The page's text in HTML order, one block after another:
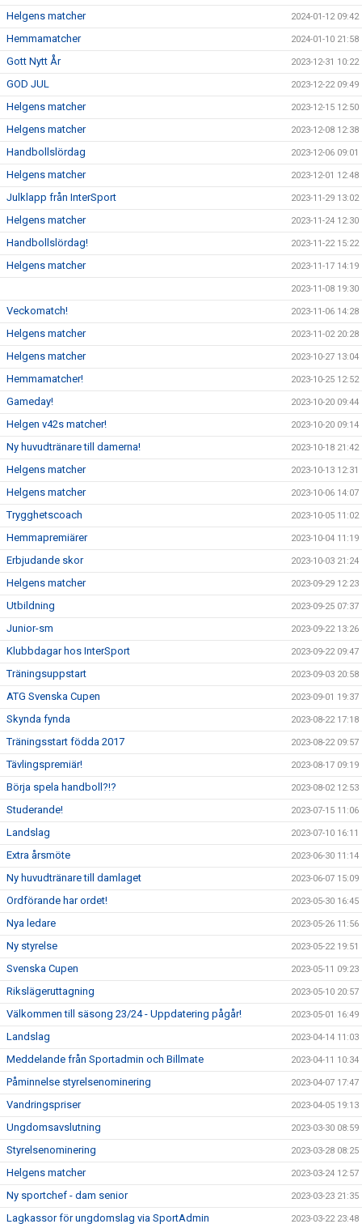
Helgens matcher 2024-01-12 09:42
Hemmamatcher 2024-01-10 21:58
Gott Nytt År 2023-12-31 10:22
GOD JUL 2023-12-22 09:49
Helgens matcher 2023-12-15 12:50
Helgens matcher 2023-12-08 12:38
Handbollslördag 2023-12-06 09:01
Helgens matcher 2023-12-01 12:48
Julklapp från InterSport 2023-11-29 13:02
Helgens matcher 2023-11-24 12:30
Handbollslördag! 2023-11-22 15:22
Helgens matcher 2023-11-17 14:19
2023-11-08 19:30
Veckomatch! 2023-11-06 14:28
Helgens matcher 2023-11-02 20:28
Helgens matcher 2023-10-27 13:04
Hemmamatcher! 2023-10-25 12:52
Gameday! 2023-10-20 09:44
Helgen v42s matcher! 2023-10-20 09:14
Ny huvudtränare till damerna! 2023-10-18 21:42
Helgens matcher 2023-10-13 12:31
Helgens matcher 2023-10-06 14:07
Trygghetscoach 2023-10-05 11:02
Hemmapremiärer 2023-10-04 11:19
Erbjudande skor 2023-10-03 21:24
Helgens matcher 2023-09-29 12:23
Utbildning 2023-09-25 07:37
Junior-sm 2023-09-22 13:26
Klubbdagar hos InterSport 2023-09-22 09:47
Träningsuppstart 2023-09-03 20:58
ATG Svenska Cupen 2023-09-01 19:37
Skynda fynda 2023-08-22 17:18
Träningsstart födda 2017 2023-08-22 09:57
Tävlingspremiär! 2023-08-17 09:19
Börja spela handboll?!? 2023-08-02 12:53
Studerande! 2023-07-15 11:06
Landslag 2023-07-10 16:11
Extra årsmöte 2023-06-30 11:14
Ny huvudtränare till damlaget 2023-06-07 15:09
Ordförande har ordet! 2023-05-30 16:45
Nya ledare 2023-05-26 11:56
Ny styrelse 2023-05-22 19:51
Svenska Cupen 2023-05-11 09:23
Rikslägeruttagning 2023-05-10 20:57
Välkommen till säsong 23/24 - Uppdatering pågår! 2023-05-01 16:49
Landslag 2023-04-14 11:03
Meddelande från Sportadmin och Billmate 2023-04-11 10:34
Påminnelse styrelsenominering 2023-04-07 17:47
Vandringspriser 2023-04-05 19:13
Ungdomsavslutning 2023-03-30 08:59
Styrelsenominering 2023-03-28 08:25
Helgens matcher 2023-03-24 12:57
Ny sportchef - dam senior 2023-03-23 21:35
Lagkassor för ungdomslag via SportAdmin 2023-03-22 23:48